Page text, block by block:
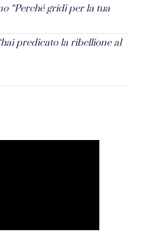
“Perché gridi per la tua
predicato la ribellione al